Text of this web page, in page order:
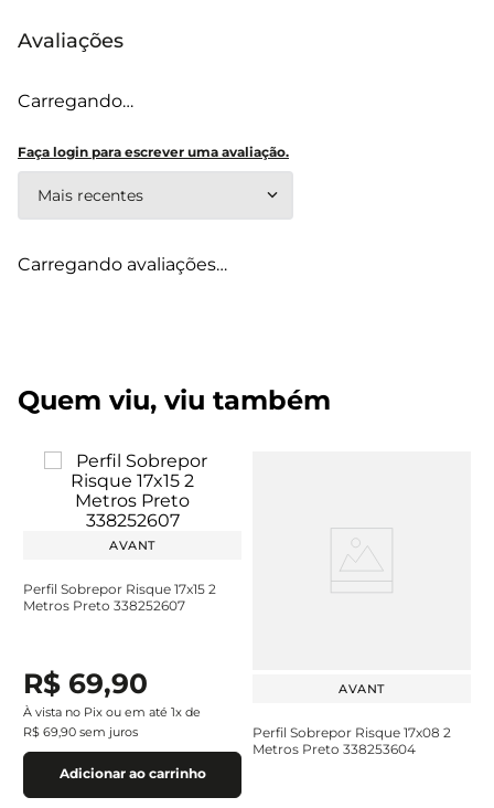
Avaliações
Carregando…
Faça login para escrever uma avaliação.
Mais recentes
Carregando avaliações…
Quem viu, viu também
AVANT
Perfil Sobrepor Risque 17x15 2
Metros Preto 338252607
R$ 69,90
À vista no Pix ou em até 1x de
R$ 69,90 sem juros
Adicionar ao carrinho
AVANT
Perfil Sobrepor Risque 17x08 2
Metros Preto 338253604